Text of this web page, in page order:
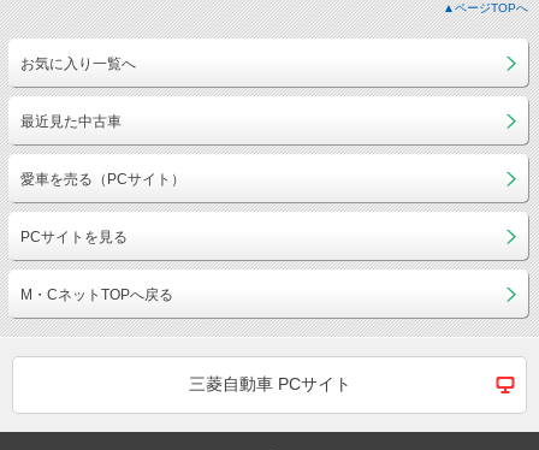
▲ページTOPへ
お気に入り一覧へ
最近見た中古車
愛車を売る（PCサイト）
PCサイトを見る
M・CネットTOPへ戻る
三菱自動車 PCサイト